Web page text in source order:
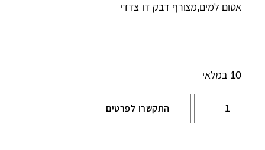
אטום למים,מצורף דבק דו צדדי
10 במלאי
התקשרו לפרטים